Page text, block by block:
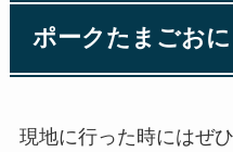
ポークたまごお
現地に行った時にはぜ